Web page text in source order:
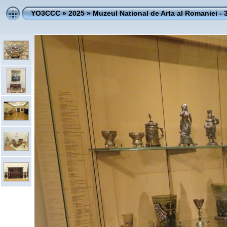
YO3CCC»2025»Muzeul National de Arta al Romaniei -